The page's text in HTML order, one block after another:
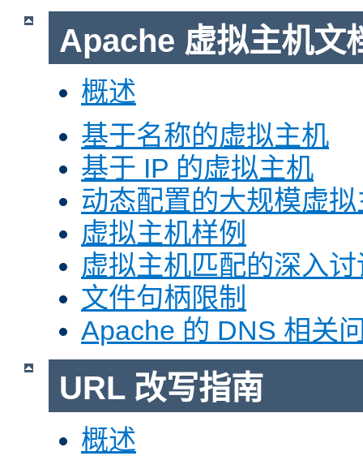
Apache 虚拟主机文
概述
基于名称的虚拟主机
基于 IP 的虚拟主机
动态配置的大规模虚
虚拟主机样例
虚拟主机匹配的深入讨
文件句柄限制
Apache 的 DNS 相关
URL 改写指南
概述